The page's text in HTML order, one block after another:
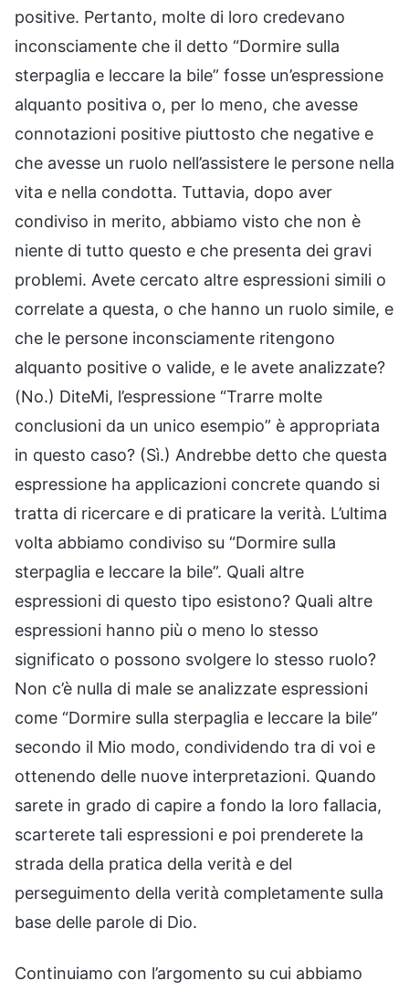
positive. Pertanto, molte di loro credevano
inconsciamente che il detto “Dormire sulla
sterpaglia e leccare la bile” fosse un’espressione
alquanto positiva o, per lo meno, che avesse
connotazioni positive piuttosto che negative e
che avesse un ruolo nell’assistere le persone nella
vita e nella condotta. Tuttavia, dopo aver
condiviso in merito, abbiamo visto che non è
niente di tutto questo e che presenta dei gravi
problemi. Avete cercato altre espressioni simili o
correlate a questa, o che hanno un ruolo simile, e
che le persone inconsciamente ritengono
alquanto positive o valide, e le avete analizzate?
(No.) DiteMi, l’espressione “Trarre molte
conclusioni da un unico esempio” è appropriata
in questo caso? (Sì.) Andrebbe detto che questa
espressione ha applicazioni concrete quando si
tratta di ricercare e di praticare la verità. L’ultima
volta abbiamo condiviso su “Dormire sulla
sterpaglia e leccare la bile”. Quali altre
espressioni di questo tipo esistono? Quali altre
espressioni hanno più o meno lo stesso
significato o possono svolgere lo stesso ruolo?
Non c’è nulla di male se analizzate espressioni
come “Dormire sulla sterpaglia e leccare la bile”
secondo il Mio modo, condividendo tra di voi e
ottenendo delle nuove interpretazioni. Quando
sarete in grado di capire a fondo la loro fallacia,
scarterete tali espressioni e poi prenderete la
strada della pratica della verità e del
perseguimento della verità completamente sulla
base delle parole di Dio.
Continuiamo con l’argomento su cui abbiamo